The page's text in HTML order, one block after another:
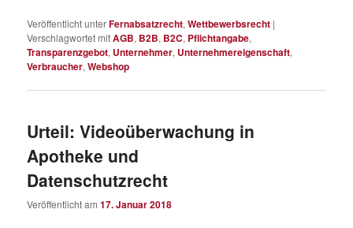
Veröffentlicht unterFernabsatzrecht,Wettbewerbsrecht |
Verschlagwortet mitAGB, B2B, B2C, Pflichtangabe,
Transparenzgebot, Unternehmer, Unternehmereigenschaft,
Verbraucher,Webshop
Urteil: Videoüberwachung in
Apotheke und
Datenschutzrecht
Veröffentlicht am17. Januar 2018